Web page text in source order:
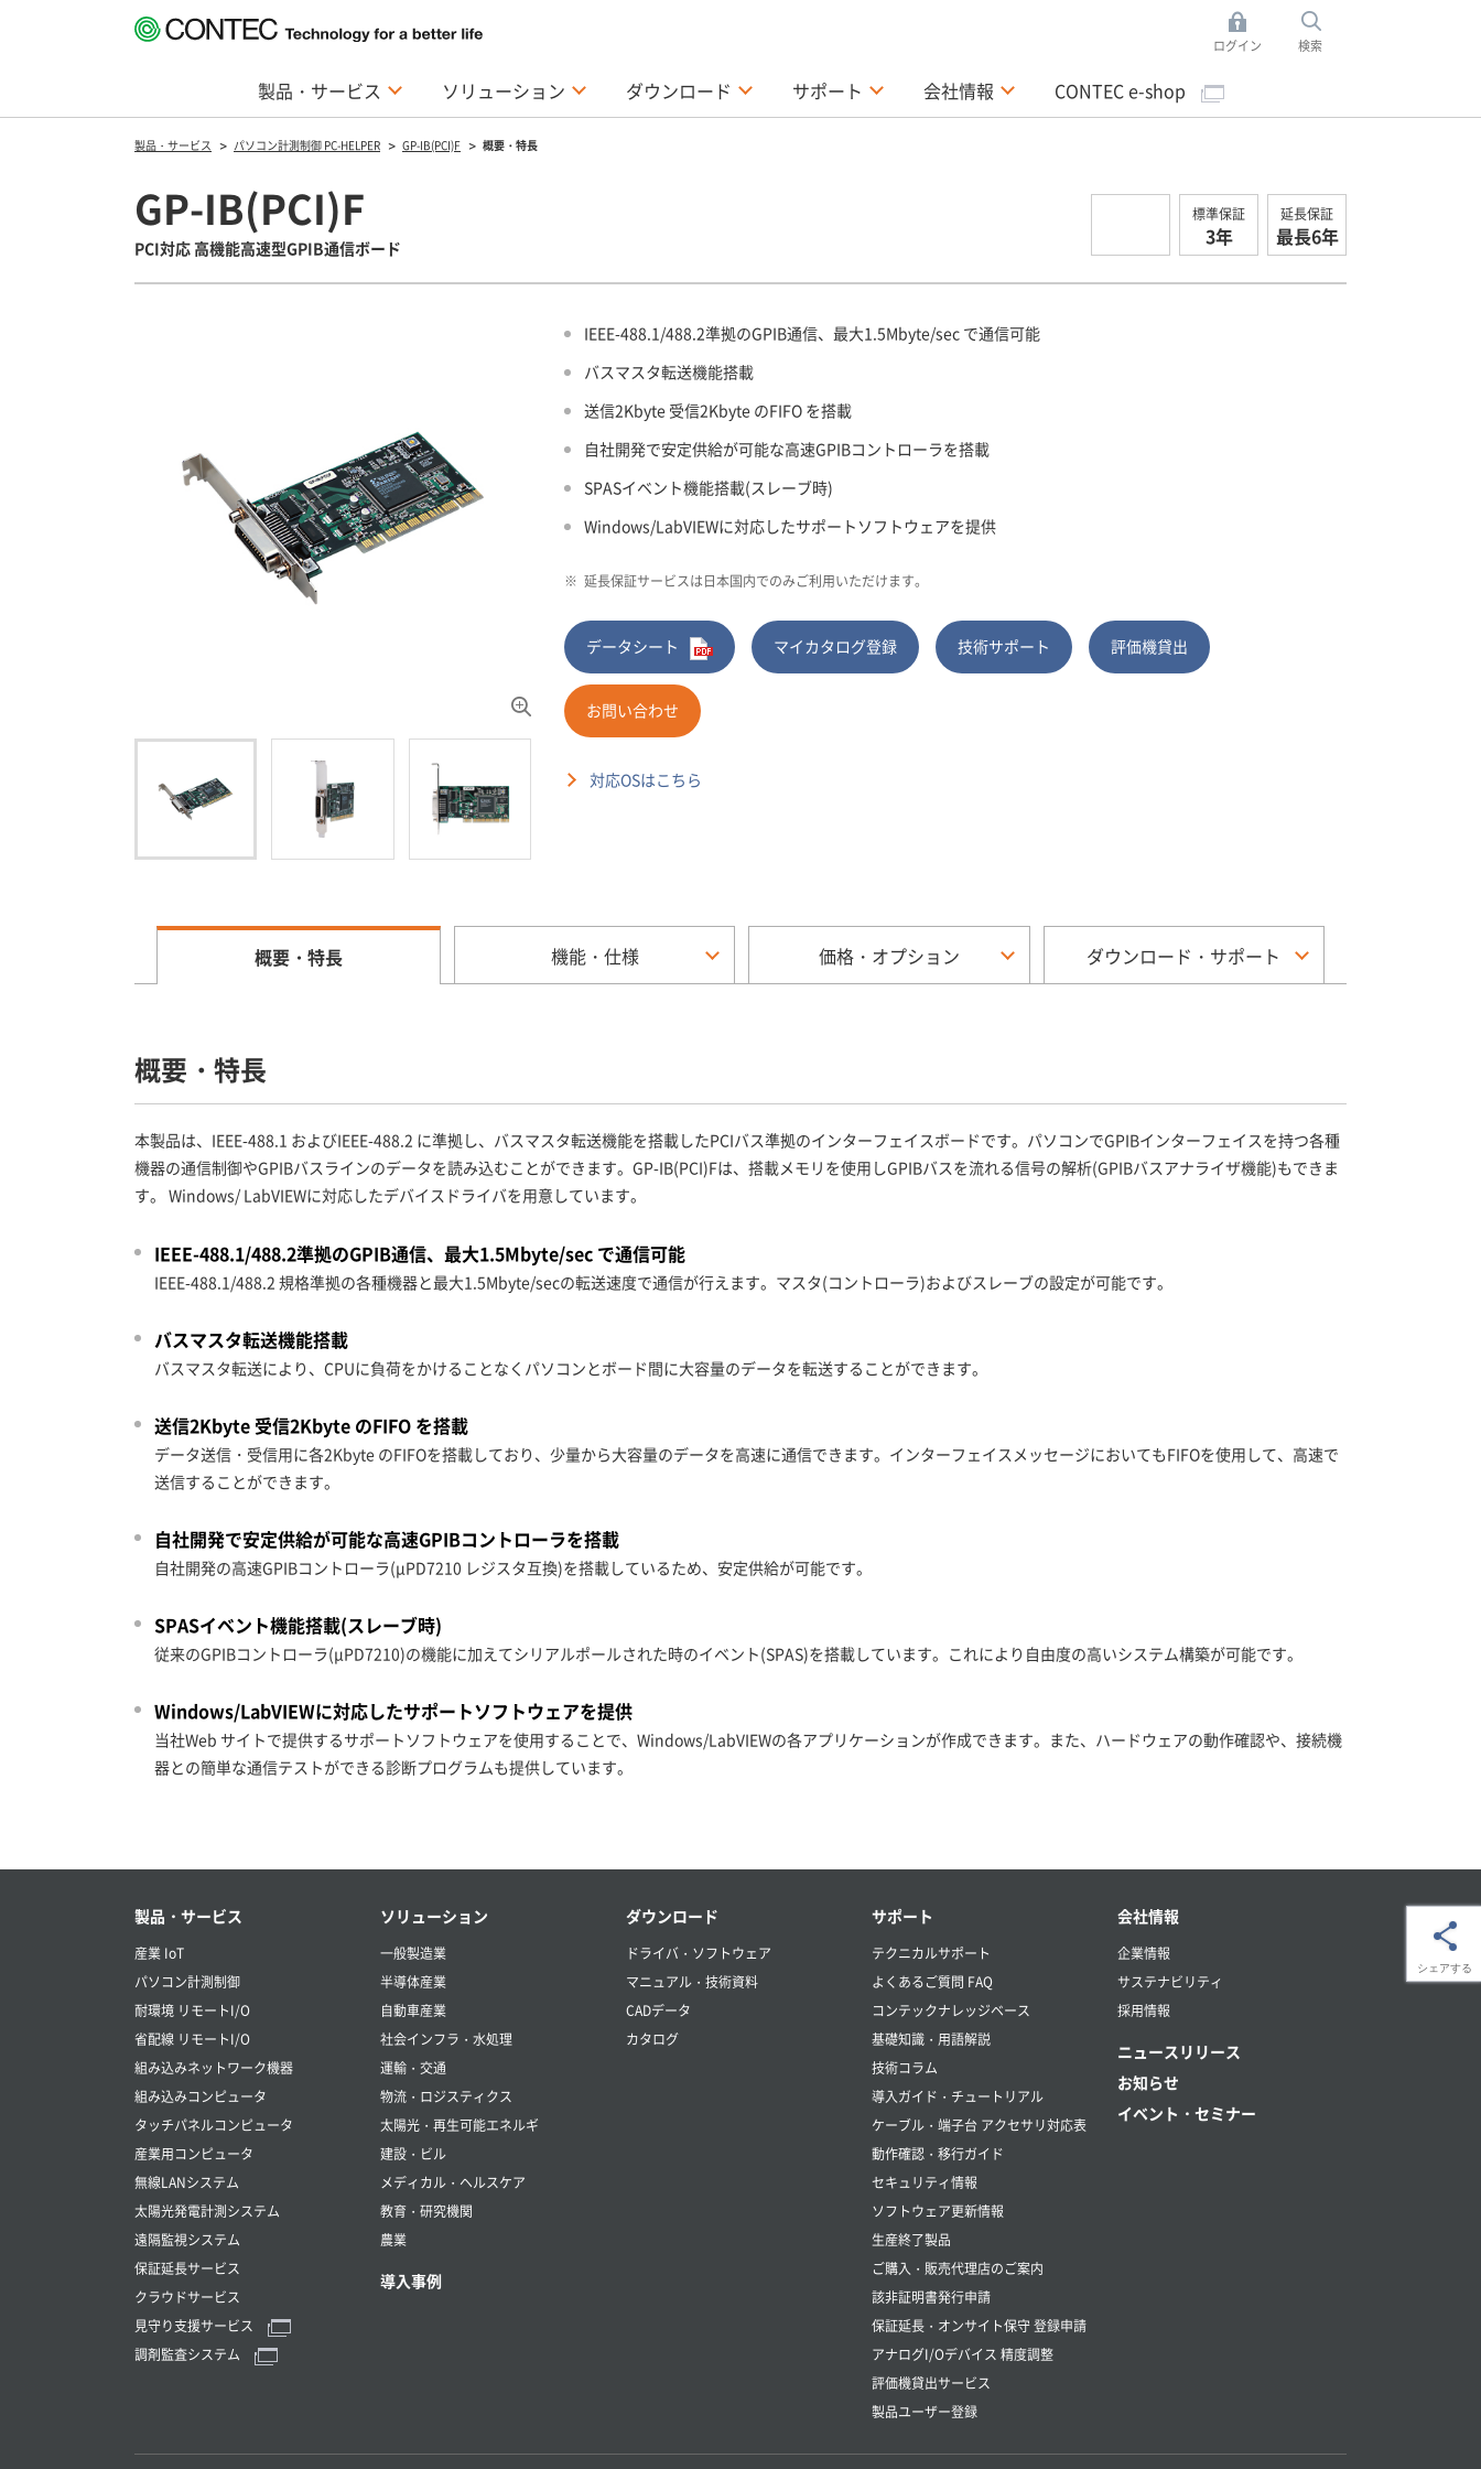
ログイン 検索
製品・サービス ソリューション ダウンロード サポート 会社情報 CONTEC e-shop
製品・サービス パソコン計測制御 PC-HELPER GP-IB(PCI)F 概要・特長
GP-IB(PCI)F
PCI対応 高機能高速型GPIB通信ボード
標準保証
3年
延長保証
最長6年
IEEE-488.1/488.2準拠のGPIB通信、最大1.5Mbyte/sec で通信可能
バスマスタ転送機能搭載
送信2Kbyte 受信2Kbyte のFIFO を搭載
自社開発で安定供給が可能な高速GPIBコントローラを搭載
SPASイベント機能搭載(スレーブ時)
Windows/LabVIEWに対応したサポートソフトウェアを提供
※ 延長保証サービスは日本国内でのみご利用いただけます。
データシート マイカタログ登録 技術サポート 評価機貸出
お問い合わせ
対応OSはこちら
概要・特長 機能・仕様 価格・オプション ダウンロード・サポート
概要・特長
本製品は、IEEE-488.1 およびIEEE-488.2 に準拠し、バスマスタ転送機能を搭載したPCIバス準拠のインターフェイスボードです。パソコンでGPIBインターフェイスを持つ各種
機器の通信制御やGPIBバスラインのデータを読み込むことができます。GP-IB(PCI)Fは、搭載メモリを使用しGPIBバスを流れる信号の解析(GPIBバスアナライザ機能)もできま
す。 Windows/ LabVIEWに対応したデバイスドライバを用意しています。
IEEE-488.1/488.2準拠のGPIB通信、最大1.5Mbyte/sec で通信可能
IEEE-488.1/488.2 規格準拠の各種機器と最大1.5Mbyte/secの転送速度で通信が行えます。マスタ(コントローラ)およびスレーブの設定が可能です。
バスマスタ転送機能搭載
バスマスタ転送により、CPUに負荷をかけることなくパソコンとボード間に大容量のデータを転送することができます。
送信2Kbyte 受信2Kbyte のFIFO を搭載
データ送信・受信用に各2Kbyte のFIFOを搭載しており、少量から大容量のデータを高速に通信できます。インターフェイスメッセージにおいてもFIFOを使用して、高速で
送信することができます。
自社開発で安定供給が可能な高速GPIBコントローラを搭載
自社開発の高速GPIBコントローラ(μPD7210 レジスタ互換)を搭載しているため、安定供給が可能です。
SPASイベント機能搭載(スレーブ時)
従来のGPIBコントローラ(μPD7210)の機能に加えてシリアルポールされた時のイベント(SPAS)を搭載しています。これにより自由度の高いシステム構築が可能です。
Windows/LabVIEWに対応したサポートソフトウェアを提供
当社Web サイトで提供するサポートソフトウェアを使用することで、Windows/LabVIEWの各アプリケーションが作成できます。また、ハードウェアの動作確認や、接続機
器との簡単な通信テストができる診断プログラムも提供しています。
シェアする
製品・サービス
産業 IoT
パソコン計測制御
耐環境 リモートI/O
省配線 リモートI/O
組み込みネットワーク機器
組み込みコンピュータ
タッチパネルコンピュータ
産業用コンピュータ
無線LANシステム
太陽光発電計測システム
遠隔監視システム
保証延長サービス
クラウドサービス
見守り支援サービス
調剤監査システム
ソリューション
一般製造業
半導体産業
自動車産業
社会インフラ・水処理
運輸・交通
物流・ロジスティクス
太陽光・再生可能エネルギ
建設・ビル
メディカル・ヘルスケア
教育・研究機関
農業
導入事例
ダウンロード
ドライバ・ソフトウェア
マニュアル・技術資料
CADデータ
カタログ
サポート
テクニカルサポート
よくあるご質問 FAQ
コンテックナレッジベース
基礎知識・用語解説
技術コラム
導入ガイド・チュートリアル
ケーブル・端子台 アクセサリ対応表
動作確認・移行ガイド
セキュリティ情報
ソフトウェア更新情報
生産終了製品
ご購入・販売代理店のご案内
該非証明書発行申請
保証延長・オンサイト保守 登録申請
アナログI/Oデバイス 精度調整
評価機貸出サービス
製品ユーザー登録
会社情報
企業情報
サステナビリティ
採用情報
ニュースリリース
お知らせ
イベント・セミナー